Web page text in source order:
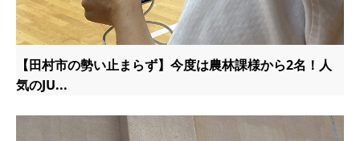
【田村市の勢い止まらず】今度は農林課様から2名！人
気のJU...